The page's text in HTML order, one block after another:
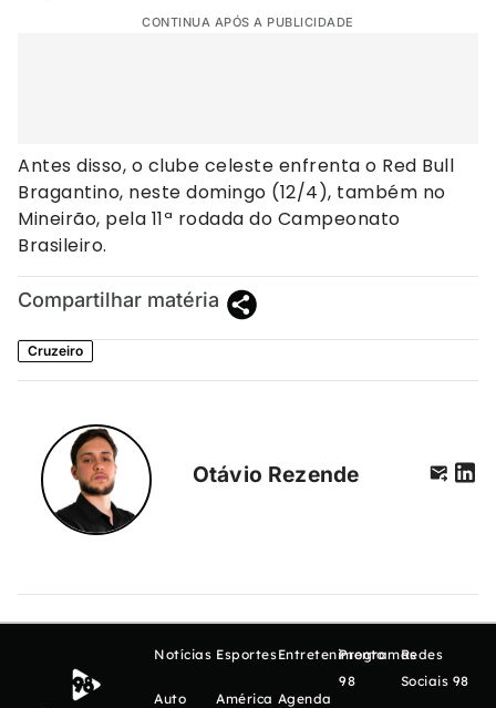
CONTINUA APÓS A PUBLICIDADE
Antes disso, o clube celeste enfrenta o Red Bull
Bragantino, neste domingo (12/4), também no
Mineirão, pela 11ª rodada do Campeonato
Brasileiro.
Compartilhar matéria
Cruzeiro
Otávio Rezende
Notícias
Auto
Esportes
América
Entretenimento
Agenda
Programas
98
Redes
Sociais 98